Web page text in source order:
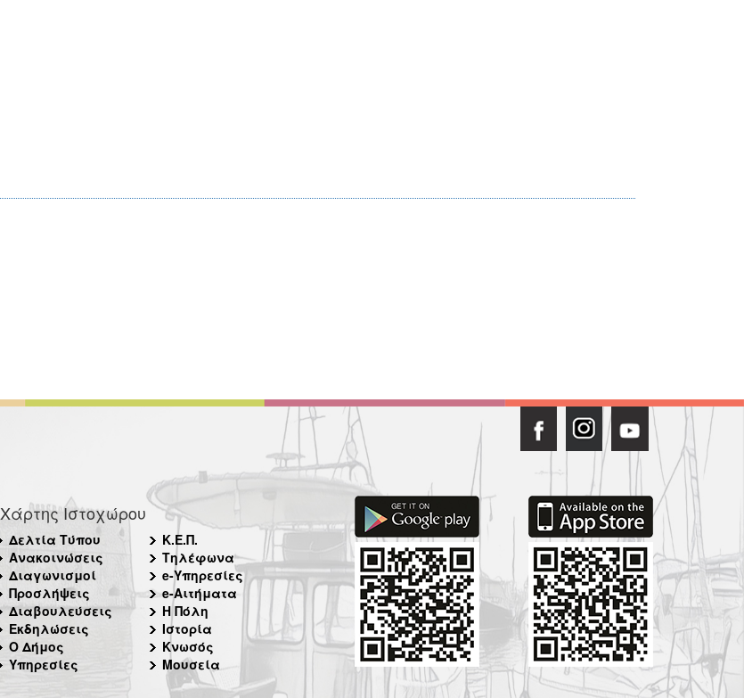
Χάρτης Ιστοχώρου
Δελτία Τύπου
Ανακοινώσεις
Διαγωνισμοί
Προσλήψεις
Διαβουλεύσεις
Εκδηλώσεις
Ο Δήμος
Υπηρεσίες
Κ.Ε.Π.
Τηλέφωνα
e-Υπηρεσίες
e-Αιτήματα
Η Πόλη
Ιστορία
Κνωσός
Μουσεία